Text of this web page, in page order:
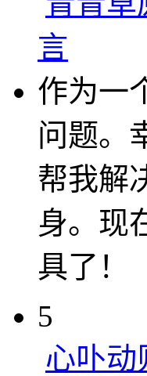
言
作为一
问题。
帮我解
身。现
具了！
5
心卟动